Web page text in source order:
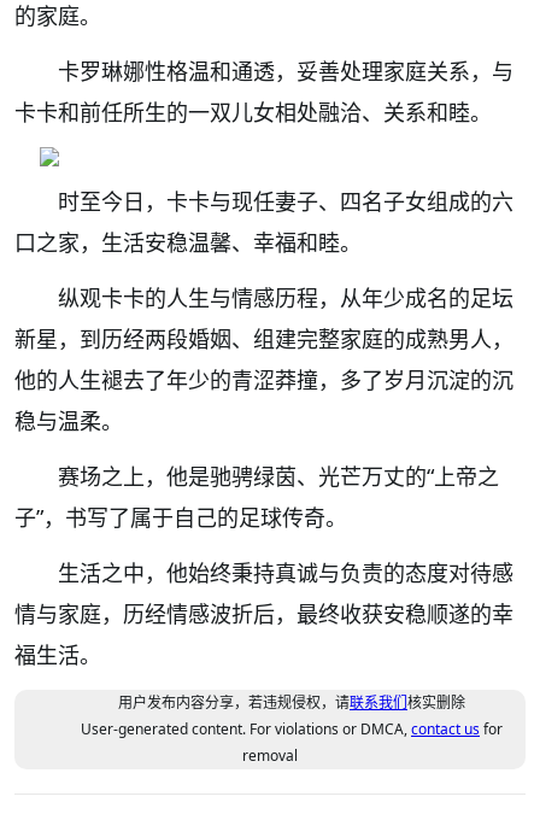
的家庭。
卡罗琳娜性格温和通透，妥善处理家庭关系，与
卡卡和前任所生的一双儿女相处融洽、关系和睦。
时至今日，卡卡与现任妻子、四名子女组成的六
口之家，生活安稳温馨、幸福和睦。
纵观卡卡的人生与情感历程，从年少成名的足坛
新星，到历经两段婚姻、组建完整家庭的成熟男人，
他的人生褪去了年少的青涩莽撞，多了岁月沉淀的沉
稳与温柔。
赛场之上，他是驰骋绿茵、光芒万丈的“上帝之
子”，书写了属于自己的足球传奇。
生活之中，他始终秉持真诚与负责的态度对待感
情与家庭，历经情感波折后，最终收获安稳顺遂的幸
福生活。
用户发布内容分享，若违规侵权，请联系我们核实删除
User-generated content. For violations or DMCA,contact usfor
removal